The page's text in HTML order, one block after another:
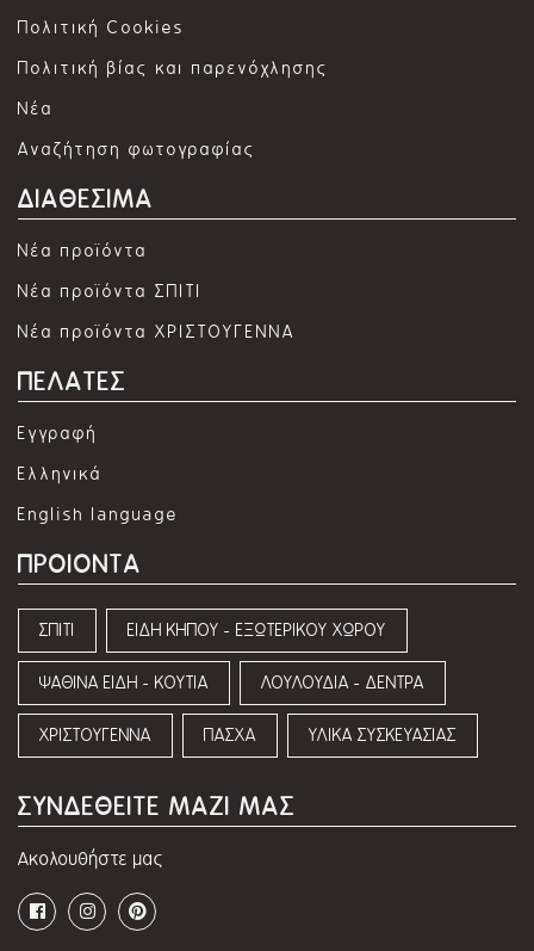
Πολιτική Cookies
Πολιτική βίας και παρενόχλησης
Νέα
Αναζήτηση φωτογραφίας
ΔΙΑΘΕΣΙΜΑ
Νέα προϊόντα
Νέα προϊόντα ΣΠΙΤΙ
Νέα προϊόντα ΧΡΙΣΤΟΥΓΕΝΝΑ
ΠΕΛΑΤΕΣ
Εγγραφή
Ελληνικά
English language
ΠΡΟΙΟΝΤΑ
ΣΠΙΤΙ ΕΙΔΗ ΚΗΠΟΥ - ΕΞΩΤΕΡΙΚΟΥ ΧΩΡΟΥ
ΨΑΘΙΝΑ ΕΙΔΗ - ΚΟΥΤΙΑ ΛΟΥΛΟΥΔΙΑ - ΔΕΝΤΡΑ
ΧΡΙΣΤΟΥΓΕΝΝΑ ΠΑΣΧΑ ΥΛΙΚΑ ΣΥΣΚΕΥΑΣΙΑΣ
ΣΥΝΔΕΘΕΙΤΕ ΜΑΖΙ ΜΑΣ
Ακολουθήστε μας